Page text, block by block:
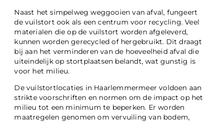
Naast het simpelweg weggooien van afval, fungeert
de vuilstort ook als een centrum voor recycling. Veel
materialen die op de vuilstort worden afgeleverd,
kunnen worden gerecycled of hergebruikt. Dit draagt
bij aan het verminderen van de hoeveelheid afval die
uiteindelijk op stortplaatsen belandt, wat gunstig is
voor het milieu.
De vuilstortlocaties in Haarlemmermeer voldoen aan
strikte voorschriften en normen om de impact op het
milieu tot een minimum te beperken. Er worden
maatregelen genomen om vervuiling van bodem,